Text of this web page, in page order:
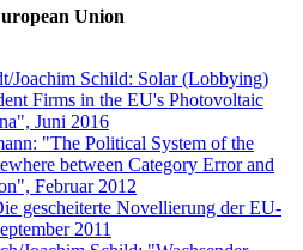
Union
Joachim Schild: Solar (Lobbying)
Firms in the EU's Photovoltaic
Juni 2016
"The Political System of the
between Category Error and
Februar 2012
gescheiterte Novellierung der EU-
2011